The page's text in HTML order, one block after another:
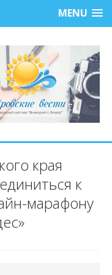
MENU
края
к
марафону